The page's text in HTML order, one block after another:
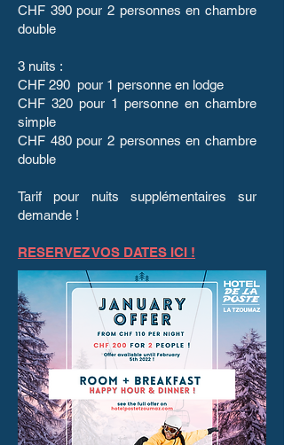
CHF 390 pour 2 personnes en chambre
double
3 nuits :
CHF 290 pour 1 personne en lodge
CHF 320 pour 1 personne en chambre
simple
CHF 480 pour 2 personnes en chambre
double
Tarif pour nuits supplémentaires sur
demande !
RESERVEZ VOS DATES ICI !